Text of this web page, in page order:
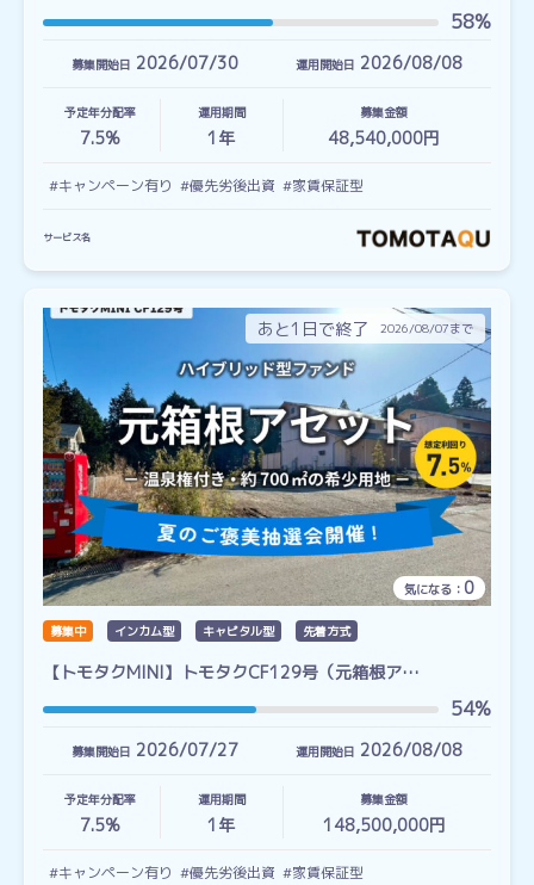
58%
募集開始日 2026/07/30 運用開始日 2026/08/08
予定年分配率
7.5%
運用期間
1 年
募集金額
48,540,000円
#キャンペーン有り #優先劣後出資 #家賃保証型
サービス名
あと1日で終了 2026/08/07まで
気になる： 0
募集中 インカム型 キャピタル型 先着方式
【トモタクMINI】トモタクCF129号（元箱根ア…
54%
募集開始日 2026/07/27 運用開始日 2026/08/08
予定年分配率
7.5%
運用期間
1 年
募集金額
148,500,000円
#キャンペーン有り #優先劣後出資 #家賃保証型